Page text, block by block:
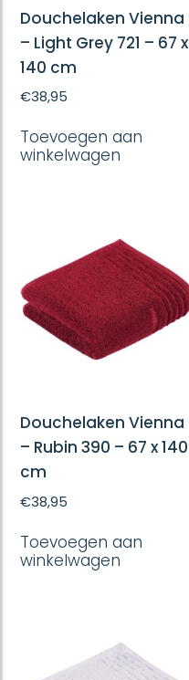
Douchelaken Vienna
– Light Grey 721 – 67 x
140 cm
€38,95
Toevoegen aan
winkelwagen
Douchelaken Vienna
– Rubin 390 – 67 x 140
cm
€38,95
Toevoegen aan
winkelwagen